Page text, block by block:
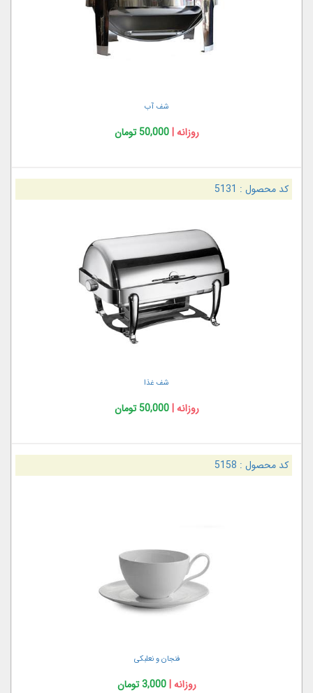
شف آب
روزانه |50,000 تومان
کد محصول : 5131
شف غذا
روزانه |50,000 تومان
کد محصول : 5158
فنجان و نعلبکی
روزانه |3,000 تومان